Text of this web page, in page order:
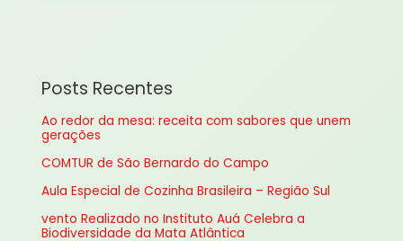
i
s
a
r
p
o
Posts Recentes
Ao redor da mesa: receita com sabores que unem
gerações
COMTUR de São Bernardo do Campo
Aula Especial de Cozinha Brasileira – Região Sul
vento Realizado no Instituto Auá Celebra a
Biodiversidade da Mata Atlântica